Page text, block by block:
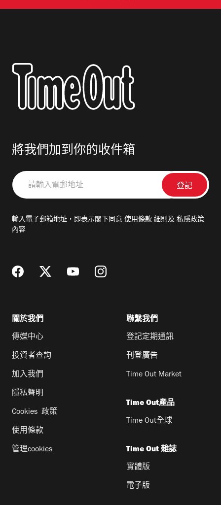
將我們加到你的收件箱
請
輸
郵
輸入電子郵箱地址，即表示閣下同意 使用條款 細則及 私隱政策
內容
關於我們
傳媒中心
投資者查詢
加入我們
隱私聲明
Cookies 政策
使用條款
管理cookies
聯繫我們
登記定期通訊
刊登廣告
Time Out Market
Time Out產品
Time Out全球
Time Out 雜誌
實體版
電子版